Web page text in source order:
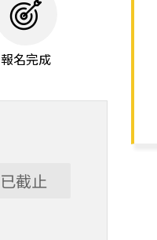
報名完成
已截止